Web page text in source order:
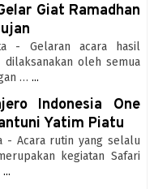
Giat Ramadhan
- Gelaran acara hasil
dilaksanakan oleh semua
… ...
Indonesia One
Yatim Piatu
- Acara rutin yang selalu
kegiatan Safari
...